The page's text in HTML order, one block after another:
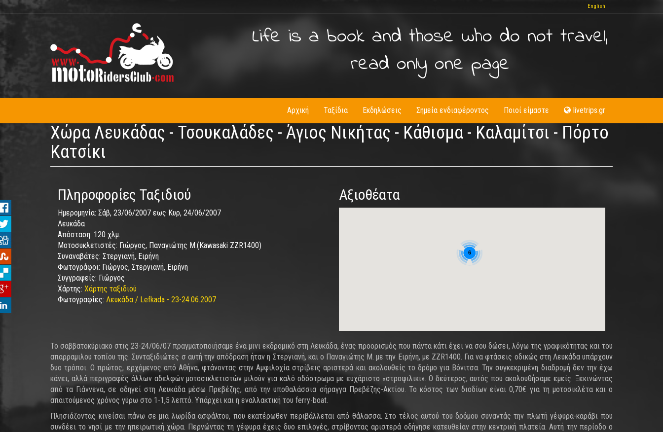
Παράκαμψη
προς
το
περιεχόμενο
English
Life is a book and those who do not travel,
read only one page
Αρχική Ταξίδια Εκδηλώσεις Σημεία ενδιαφέροντος Ποιοί είμαστε livetrips.gr
Χώρα Λευκάδας - Τσουκαλάδες - Άγιος Νικήτας - Κάθισμα - Καλαμίτσι - Πόρτο
Κατσίκι
Πληροφορίες Ταξιδιού
Ημερομηνία: Σάβ, 23/06/2007 εως Κυρ, 24/06/2007
Λευκάδα
Απόσταση: 120 χλμ.
Μοτοσυκλετιστές: Γιώργος, Παναγιώτης M.(Kawasaki ZZR1400)
Συναναβάτες: Στεργιανή, Ειρήνη
Φωτογράφοι: Γιώργος, Στεργιανή, Ειρήνη
Συγγραφείς: Γιώργος
Χάρτης: Χάρτης ταξιδιού
Φωτογραφίες: Λευκάδα / Lefkada - 23-24.06.2007
Αξιοθέατα
6
Το σαββατοκύριακο στις 23-24/06/07 πραγματοποιήσαμε ένα μινι εκδρομικό στη Λευκάδα, ένας προορισμός που πάντα κάτι έχει να σου δώσει, λόγω της γραφικότητας και του
απαρραμιλου τοπίου της. Συνταξιδιώτες σ αυτή την απόδραση ήταν η Στεργιανή, και ο Παναγιώτης M. με την Ειρήνη, με ZZR1400. Για να φτάσεις οδικώς στη Λευκάδα υπάρχουν
δυο τρόποι. Ο πρώτος, ερχόμενος από Αθήνα, φτάνοντας στην Αμφιλοχία στρίβεις αριστερά και ακολουθείς το δρόμο για Βόνιτσα. Την συγκεκριμένη διαδρομή δεν την έχω
κάνει, αλλά περιγραφές άλλων αδελφών μοτοσικλετιστών μιλούν για καλό οδόστρωμα με ευχάριστο «στροφιλικι». O δεύτερος, αυτός που ακολουθήσαμε εμείς. Ξεκινώντας
από τα Γιάννενα, σε οδηγεί στη Λευκάδα μέσω Πρεβέζης, από την υποθαλάσσια σήραγγα Πρεβέζης-Ακτίου. Το κόστος των διοδίων είναι 0,70€ για τη μοτοσικλέτα και ο
απαιτούμενος χρόνος γύρω στο 1-1,5 λεπτό. Υπάρχει και η εναλλακτική του ferry-boat.
Πλησιάζοντας κινείσαι πάνω σε μια λωρίδα ασφάλτου, που εκατέρωθεν περιβάλλεται από θάλασσα. Στο τέλος αυτού του δρόμου συναντάς την πλωτή γέφυρα-καράβι που
συνδέει το νησί με την ηπειρωτική χώρα. Περνώντας τη γέφυρα έχεις δυο επιλογές, στρίβοντας αριστερά οδήγησε κατευθείαν στην κεντρική πλατεία. Αυτή την περίοδο ο